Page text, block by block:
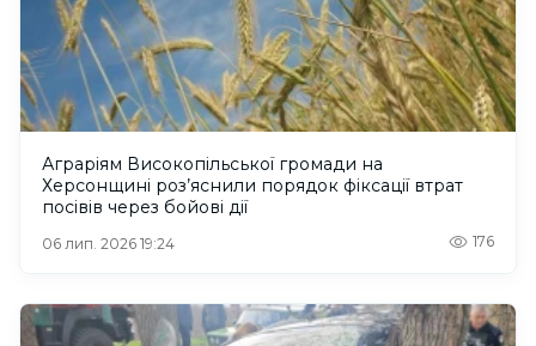
Аграріям Високопільської громади на
Херсонщині роз’яснили порядок фіксації втрат
посівів через бойові дії
06 лип. 2026 19:24 176